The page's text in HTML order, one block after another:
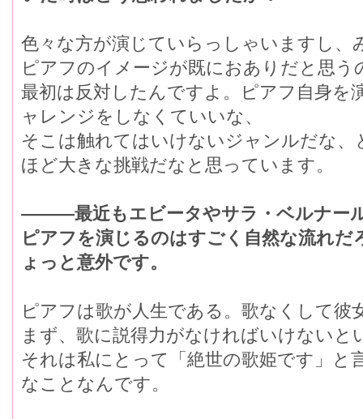
色々な方が演じていらっしゃいますし、
ピアフのイメージが既におありだと思う
最初は反対したんですよ。ピアフ自身を
ャレンジをしなくていいな、
そこは触れてはいけないジャンルだな
ほど大きな挑戦だなと思っています。
―――最近もエビータやサラ・ベルナー
ピアフを演じるのはすごく自然な流れ
ょっと意外です。
ピアフは歌が人生である。歌なくして彼
まず、歌に説得力がなければいけないと
それは私にとって「絶世の歌姫です」と
なことなんです。